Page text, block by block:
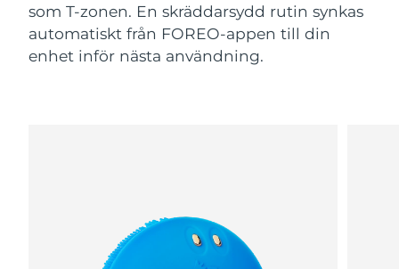
som T-zonen. En skräddarsydd rutin synkas
automatiskt från FOREO-appen till din
enhet inför nästa användning.